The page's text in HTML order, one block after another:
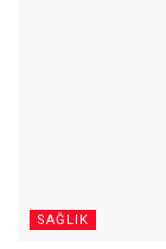
SAĞLIK